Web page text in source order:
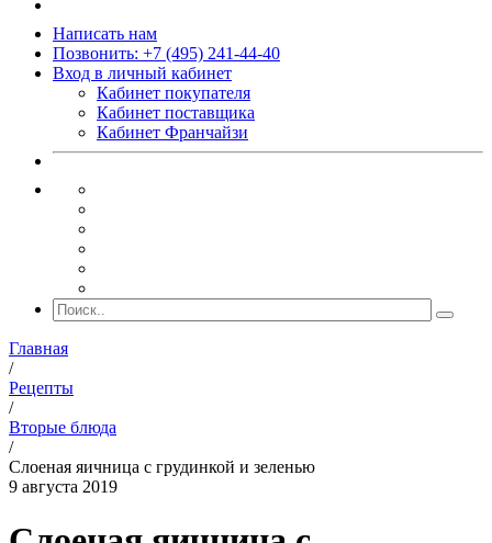
Написать нам
Позвонить: +7 (495) 241-44-40
Вход в личный кабинет
Кабинет покупателя
Кабинет поставщика
Кабинет Франчайзи
Главная
/
Рецепты
/
Вторые блюда
/
Слоеная яичница с грудинкой и зеленью
9 августа 2019